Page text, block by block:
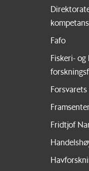
Fafo
Fiskeri-
Fridtjof